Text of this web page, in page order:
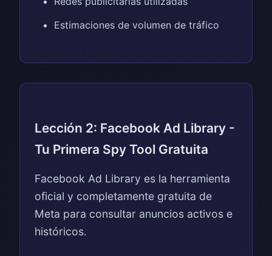
Estimaciones de volumen de tráfico
Lección 2: Facebook Ad Library -
Tu Primera Spy Tool Gratuita
Facebook Ad Library es la herramienta
oficial y completamente gratuita de
Meta para consultar anuncios activos e
históricos.